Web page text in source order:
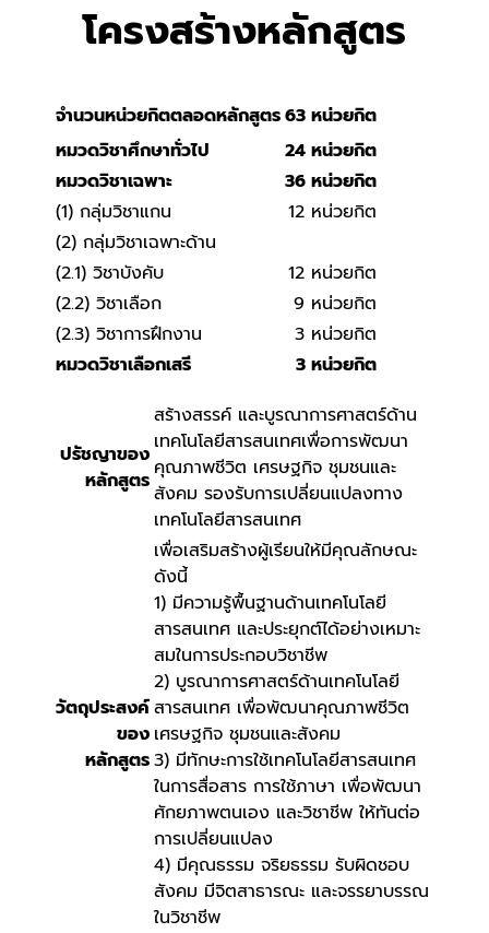
โครงสร้างหลักสูตร
จำนวนหน่วยกิตตลอดหลักสูตร63 หน่วยกิต
หมวดวิชาศึกษาทั่วไป
24 หน่วยกิต
หมวดวิชาเฉพาะ
36 หน่วยกิต
(1) กลุ่มวิชาแกน
12 หน่วยกิต
(2) กลุ่มวิชาเฉพาะด้าน
(2.1) วิชาบังคับ
12 หน่วยกิต
(2.2) วิชาเลือก
9 หน่วยกิต
(2.3) วิชาการฝึกงาน
3 หน่วยกิต
หมวดวิชาเลือกเสรี
3 หน่วยกิต
ปรัชญาของ
หลักสูตร
สร้างสรรค์ และบูรณาการศาสตร์ด้าน
เทคโนโลยีสารสนเทศเพื่อการพัฒนา
คุณภาพชีวิต เศรษฐกิจ ชุมชนและ
สังคม รองรับการเปลี่ยนแปลงทาง
เทคโนโลยีสารสนเทศ
วัตถุประสงค์
ของ
หลักสูตร
เพื่อเสริมสร้างผู้เรียนให้มีคุณลักษณะ
ดังนี้
1) มีความรู้พื้นฐานด้านเทคโนโลยี
สารสนเทศ และประยุกต์ได้อย่างเหมาะ
สมในการประกอบวิชาชีพ
2) บูรณาการศาสตร์ด้านเทคโนโลยี
สารสนเทศ เพื่อพัฒนาคุณภาพชีวิต
เศรษฐกิจ ชุมชนและสังคม
3) มีทักษะการใช้เทคโนโลยีสารสนเทศ
ในการสื่อสาร การใช้ภาษา เพื่อพัฒนา
ศักยภาพตนเอง และวิชาชีพ ให้ทันต่อ
การเปลี่ยนแปลง
4) มีคุณธรรม จริยธรรม รับผิดชอบ
สังคม มีจิตสาธารณะ และจรรยาบรรณ
ในวิชาชีพ